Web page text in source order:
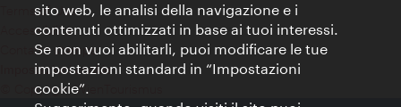
Terms of Use
Accessibilità
Contatto stampa
Impostazioni cookie
© Copyright WienTourismus
sito web, le analisi della navigazione e i
contenuti ottimizzati in base ai tuoi interessi.
Se non vuoi abilitarli, puoi modificare le tue
impostazioni standard in “Impostazioni
cookie”.